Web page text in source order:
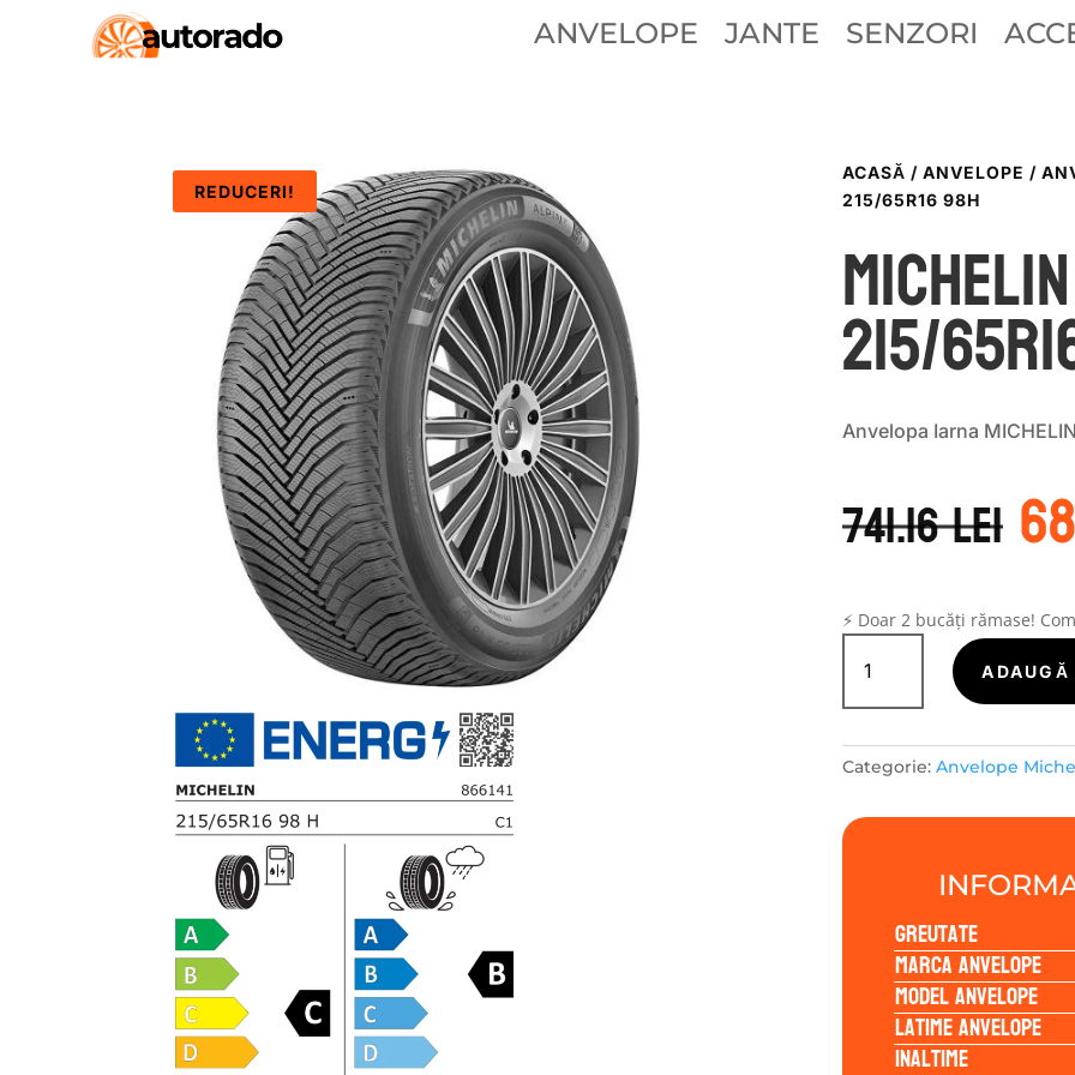
ANVELOPE JANTE SENZORI
REDUCERI!
ACASĂ / ANVELOPE /
215/65R16 98H
215/
Anvelopa Iarna
741.16lei a
⚡ Doar 2 bucăți rămase!
Cantitate
Michelin
ALPIN
215/65R16
98H
ADAUGĂ
Categorie: Anvelope
Greutate
Marca anvelope
Model anvelope
Latime anvelope
Inaltime